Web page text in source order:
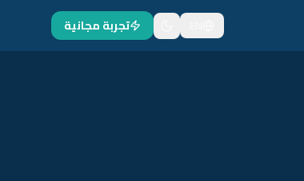
تجربة مجانية